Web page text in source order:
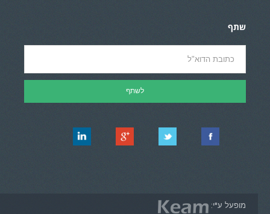
שתף
מופעל ע"י: